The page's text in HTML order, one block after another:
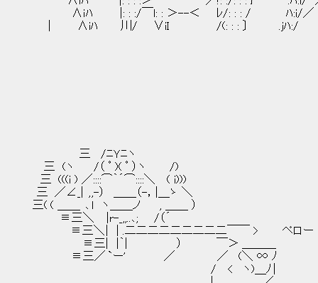
∧ｉﾊ |: : :/￣l: : ＞--＜ ﾚ/: : : / ﾊ:i/／
| ∧iﾊ 川/ ∨iI /(: : : 〕 .jﾊ:/
三 /ﾆＹﾆヽ
三 (ヽ /（ ﾟ )( ﾟ ）ヽ /) ､__人_人_
三 (((i ) ／::::⌒｀
三 ／∠_| , ,-） ＿＿（-，|＿ゝ ＼ ）
三( ( ＿＿ ､ l ヽ＿＿
≡三＼ |r-_,,..､; /（´
≡三＼ | | .二二二二二二二二二￣￣ > ペロー ､
≡三| |｀| ） ￣
≡三／ `ー' ／ ／ (＼ ∞ ﾉ ） そこに
/ < ヽ)＿